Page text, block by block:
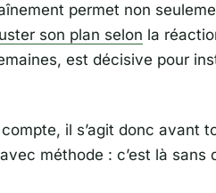
permet non
son plan selon la
est décisive pour
il s’agit donc avant
méthode : c’est là sans